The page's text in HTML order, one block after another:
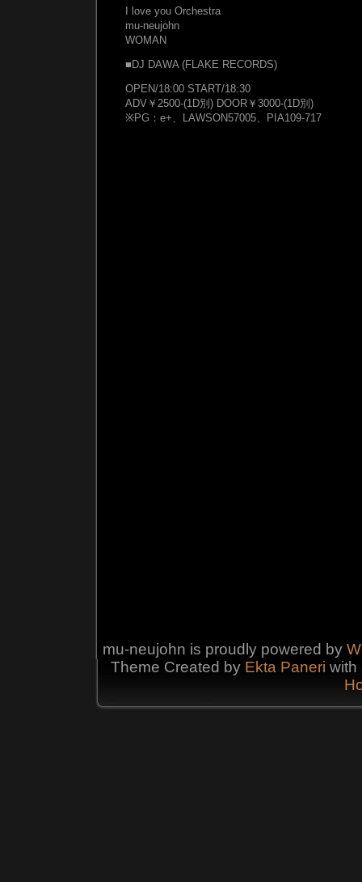
I love you Orchestra
mu-neujohn
WOMAN
■DJ DAWA (FLAKE RECORDS)
OPEN/18:00 START/18:30
ADV￥2500-(1D別) DOOR￥3000-(1D別)
※PG：e+、LAWSON57005、PIA109-717
mu-neujohn is proudly powered by
Theme Created by Ekta Paneri with